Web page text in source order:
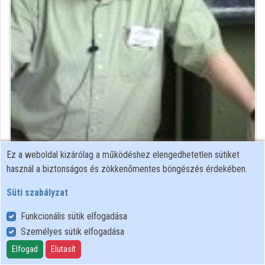
Közreműködő felvételei
Névjegyek
Névjegy
Országos Széchényi Könyvtár
Ez a weboldal kizárólag a működéshez elengedhetetlen sütiket
használ a biztonságos és zökkenőmentes böngészés érdekében.
Süti szabályzat
Funkcionális sütik elfogadása
Személyes sütik elfogadása
Elfogad Elutasít